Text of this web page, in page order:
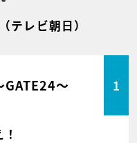
（テレビ朝日）
GATE24～ 1